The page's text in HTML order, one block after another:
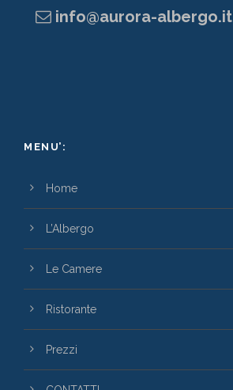
info@aurora-albergo.it
MENU’:
Home
L’Albergo
Le Camere
Ristorante
Prezzi